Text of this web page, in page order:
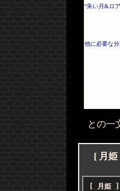
"朱い月&ロ
他に必要な
との一
[ 月
[ 月姫 ]